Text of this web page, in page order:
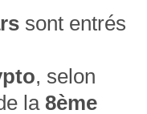
sont entrés
, selon
la 8ème